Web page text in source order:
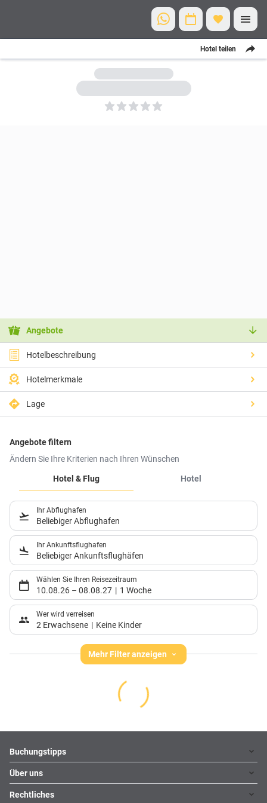
Hotel teilen
5
Angebote
Hotelbeschreibung
Hotelmerkmale
Lage
Angebote filtern
Ändern Sie Ihre Kriterien nach Ihren Wünschen
Hotel & Flug
Hotel
Ihr Abflughafen
Beliebiger Abflughafen
Ihr Ankunftsflughafen
Beliebiger Ankunftsflughäfen
Wählen Sie Ihren Reisezeitraum
10.08.26 – 08.08.27 1 Woche
Wer wird verreisen
2 Erwachsene Keine Kinder
Mehr Filter anzeigen
Footer navigation
Buchungstipps
Warum im Reisebüro buchen
Hoteltipps
Über uns
Kontakt
Rechtliches